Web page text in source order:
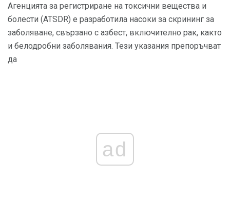
Агенцията за регистриране на токсични вещества и
болести (ATSDR) е разработила насоки за скрининг за
заболяване, свързано с азбест, включително рак, както
и белодробни заболявания. Тези указания препоръчват
да
ad